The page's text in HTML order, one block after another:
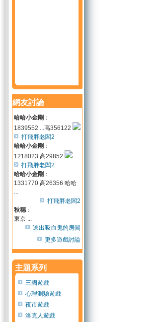
網友討論
哈哈小金剛 ：
1839552 ...高356122
打飛胖老闆2
哈哈小金剛 ：
1218023 高29852
打飛胖老闆2
哈哈小金剛 ：
1331770 高26356 哈哈
...
打飛胖老闆2
秋穗：
東京 ...
逃出吸血鬼的房間
更多遊戲討論
主題系列
三國遊戲
心理測驗遊戲
夜市遊戲
洛克人遊戲